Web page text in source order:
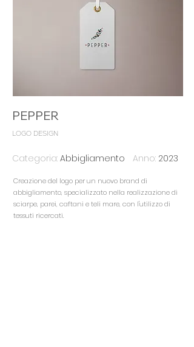
PEPPER
LOGO DESIGN
Categoria: Abbigliamento Anno: 2023
Creazione del logo per un nuovo brand di
abbigliamento, specializzato nella realizzazione di
sciarpe, parei, caftani e teli mare, con l'utilizzo di
tessuti ricercati.